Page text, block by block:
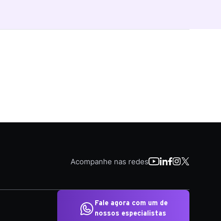
Acompanhe nas redes
Fale agora com um de
nossos especialistas